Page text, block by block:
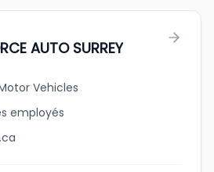
AUTO SURREY
Vehicles
employés